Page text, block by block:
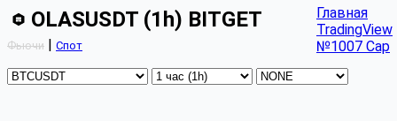
OLASUSDT (1h) BITGET
Фьючи | Спот
Главная
TradingView
№1007 Cap